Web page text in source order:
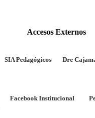
Accesos Externos
SIA Pedagógicos Dre
Facebook Institucional